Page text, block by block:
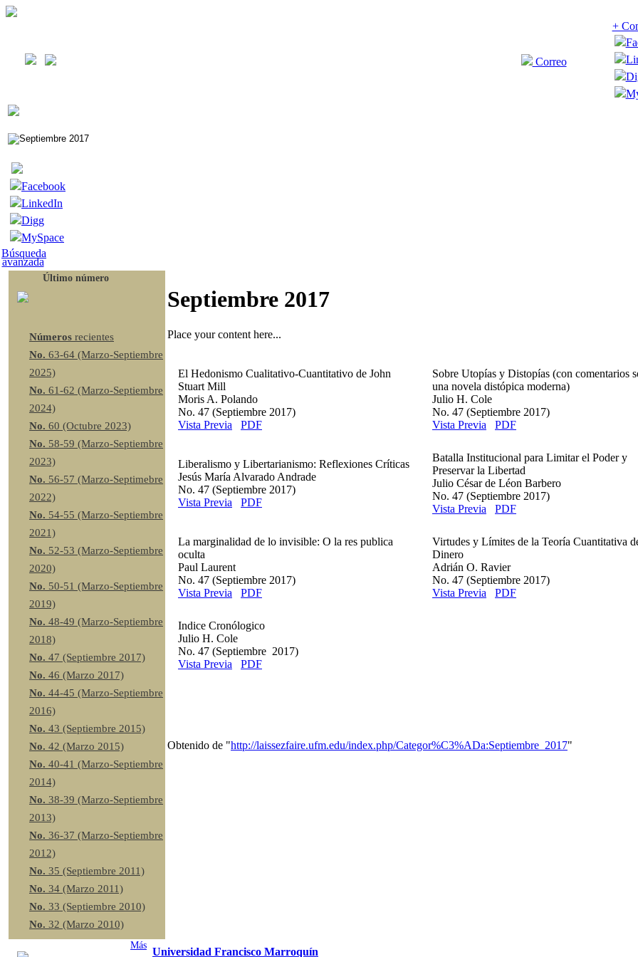
Correo
+
Facebook
LinkedIn
Digg
MySpace
Búsqueda
avanzada
Último número
Números recientes
No. 63-64 (Marzo-Septiembre
2025)
No. 61-62 (Marzo-Septiembre
2024)
No. 60 (Octubre 2023)
No. 58-59 (Marzo-Septiembre
2023)
No. 56-57 (Marzo-Septimebre
2022)
No. 54-55 (Marzo-Septiembre
2021)
No. 52-53 (Marzo-Septiembre
2020)
No. 50-51 (Marzo-Septiembre
2019)
No. 48-49 (Marzo-Septiembre
2018)
No. 47 (Septiembre 2017)
No. 46 (Marzo 2017)
No. 44-45 (Marzo-Septiembre
2016)
No. 43 (Septiembre 2015)
No. 42 (Marzo 2015)
No. 40-41 (Marzo-Septiembre
2014)
No. 38-39 (Marzo-Septiembre
2013)
No. 36-37 (Marzo-Septiembre
2012)
No. 35 (Septiembre 2011)
No. 34 (Marzo 2011)
No. 33 (Septiembre 2010)
No. 32 (Marzo 2010)
Más
Septiembre 2017
Place your content here...
El Hedonismo Cualitativo-Cuantitativo de John
Stuart Mill
Moris A. Polando
No. 47 (Septiembre 2017)
Vista Previa
PDF
Sobre Utopías y Distopías (con comentarios
una novela distópica moderna)
Julio H. Cole
No. 47 (Septiembre 2017)
Vista Previa
PDF
Liberalismo y Libertarianismo: Reflexiones Críticas
Jesús María Alvarado Andrade
No. 47 (Septiembre 2017)
Vista Previa
PDF
Batalla Institucional para Limitar el Poder y
Preservar la Libertad
Julio César de Léon Barbero
No. 47 (Septiembre 2017)
Vista Previa
PDF
La marginalidad de lo invisible: O la res publica
oculta
Paul Laurent
No. 47 (Septiembre 2017)
Vista Previa
PDF
Virtudes y Límites de la Teoría Cuantitativa
Dinero
Adrián O. Ravier
No. 47 (Septiembre 2017)
Vista Previa
PDF
Indice Cronólogico
Julio H. Cole
No. 47 (Septiembre 2017)
Vista Previa
PDF
Obtenido de "http://laissezfaire.ufm.edu/index.php/Categor%C3%ADa:Septiembre_2017"
Universidad Francisco Marroquín